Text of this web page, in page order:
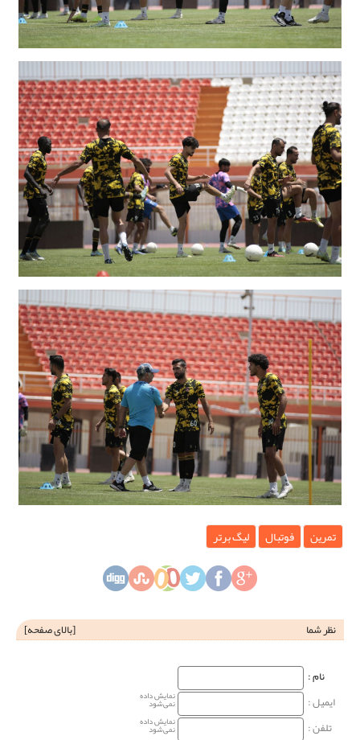
تمرین فوتبال لیگ برتر
نظر شما [بالای صفحه]
نام‌ :
ایمیل :
نمایش داده
نمی‌شود
تلفن : نمایش داده
نمی‌شود